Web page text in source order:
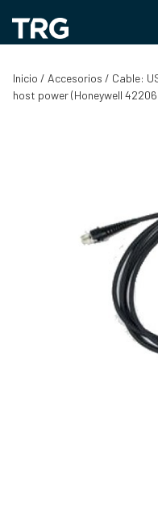
contenido
Inicio / Accesorios / Cable:
host power (Honeywell